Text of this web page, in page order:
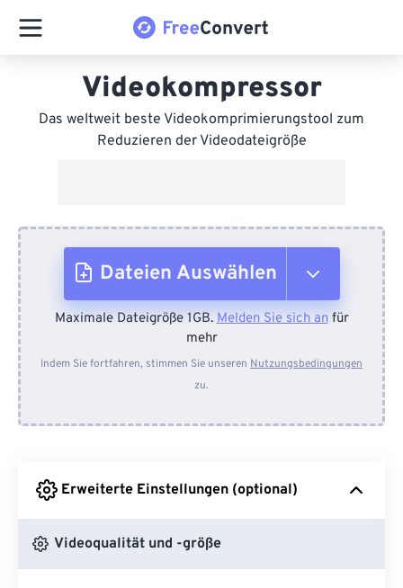
Videokompressor
Das weltweit beste Videokomprimierungstool zum
Reduzieren der Videodateigröße
Dateien Auswählen
Vom Gerät
Von Dropbox
Maximale Dateigröße 1GB.Melden Sie sich anfür
mehr
Indem Sie fortfahren, stimmen Sie unseren Nutzungsbedingungen
zu.
Erweiterte Einstellungen (optional)
Videoqualität und -größe